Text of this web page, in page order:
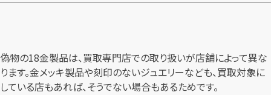
偽物の18金製品は、買取専門店での取り扱いが店舗によって異な
ります。金メッキ製品や刻印のないジュエリーなども、買取対象に
している店もあれば、そうでない場合もあるためです。